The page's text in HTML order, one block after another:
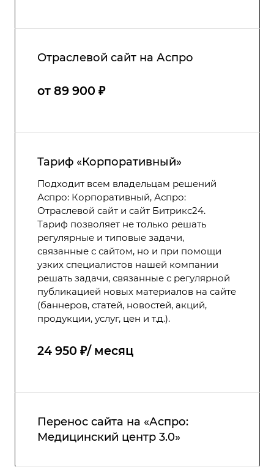
Отраслевой сайт на Аспро
от 89 900 ₽
Тариф «Корпоративный»
Подходит всем владельцам решений
Аспро: Корпоративный, Аспро:
Отраслевой сайт и сайт Битрикс24.
Тариф позволяет не только решать
регулярные и типовые задачи,
связанные с сайтом, но и при помощи
узких специалистов нашей компании
решать задачи, связанные с регулярной
публикацией новых материалов на сайте
(баннеров, статей, новостей, акций,
продукции, услуг, цен и т.д.).
24 950 ₽/ месяц
Перенос сайта на «Аспро:
Медицинский центр 3.0»